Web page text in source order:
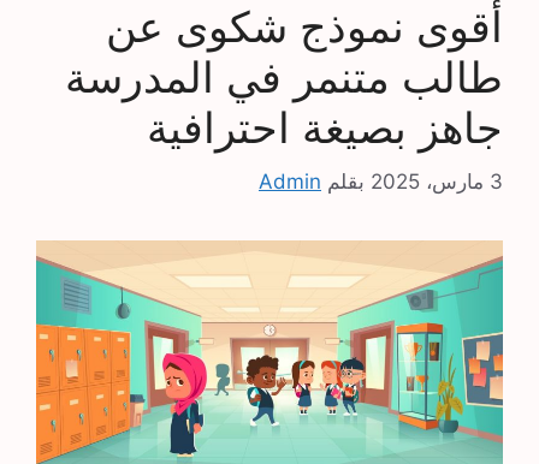
أقوى نموذج شكوى عن
طالب متنمر في المدرسة
جاهز بصيغة احترافية
3 مارس، 2025 بقلم Admin